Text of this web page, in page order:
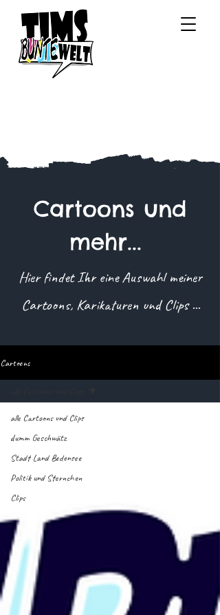
Cartoons und
mehr...
Hier findet Ihr eine Auswahl meiner
Cartoons, Karikaturen und Clips ...
Cartoons
alle Cartoons und Clips
dumm Geschwätz
Stadt Land Bodensee
Politik und Sternchen
Clips